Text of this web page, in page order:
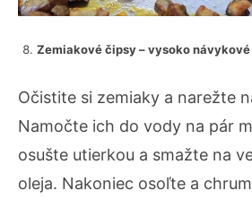
Zemiakové čipsy – vysoko návykové
Očistite si zemiaky a narežte
Namočte ich do vody na pár
osušte utierkou a smažte na
oleja. Nakoniec osoľte a